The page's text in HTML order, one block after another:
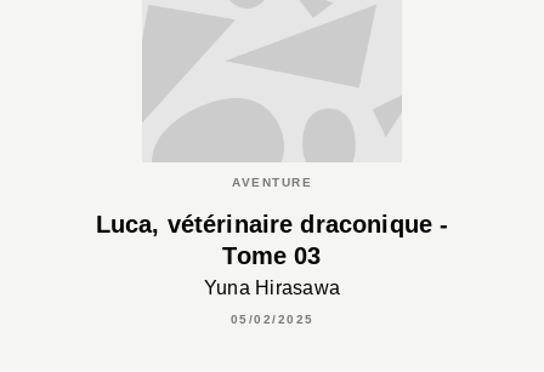
AVENTURE
Luca, vétérinaire draconique -
Tome 03
Yuna Hirasawa
05/02/2025